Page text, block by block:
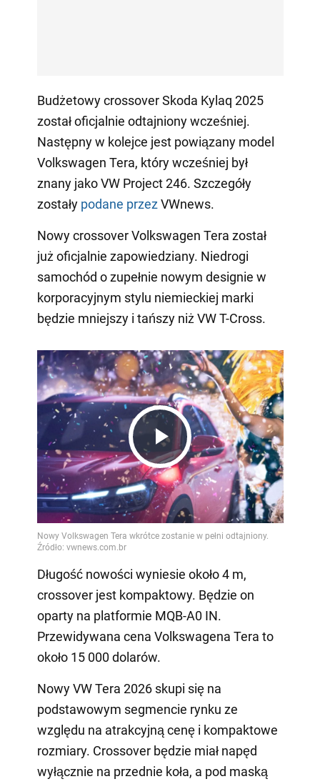
Budżetowy crossover Skoda Kylaq 2025
został oficjalnie odtajniony wcześniej.
Następny w kolejce jest powiązany model
Volkswagen Tera, który wcześniej był
znany jako VW Project 246. Szczegóły
zostały podane przezVWnews.
Nowy crossover Volkswagen Tera został
już oficjalnie zapowiedziany. Niedrogi
samochód o zupełnie nowym designie w
korporacyjnym stylu niemieckiej marki
będzie mniejszy i tańszy niż VW T-Cross.
Play
Video
Długość nowości wyniesie około 4 m,
crossover jest kompaktowy. Będzie on
oparty na platformie MQB-A0 IN.
Przewidywana cena Volkswagena Tera to
około 15 000 dolarów.
Nowy VW Tera 2026 skupi się na
podstawowym segmencie rynku ze
względu na atrakcyjną cenę i kompaktowe
rozmiary. Crossover będzie miał napęd
wyłącznie na przednie koła, a pod maską